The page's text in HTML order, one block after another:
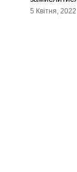
5 Квітня, 2022